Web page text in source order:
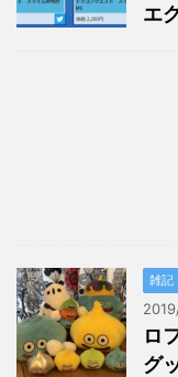
エ
雑記
ロ
グ